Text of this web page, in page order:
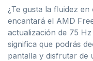
¿Te gusta la fluidez
encantará el AMD
actualización de 75
significa que podrás
pantalla y disfrutar de